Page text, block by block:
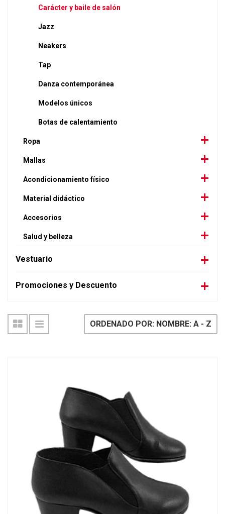
Carácter y baile de salón
Jazz
Neakers
Tap
Danza contemporánea
Modelos únicos
Botas de calentamiento
Ropa
Mallas
Acondicionamiento físico
Material didáctico
Accesorios
Salud y belleza
Vestuario
Promociones y Descuento
ORDENADO POR: NOMBRE: A - Z